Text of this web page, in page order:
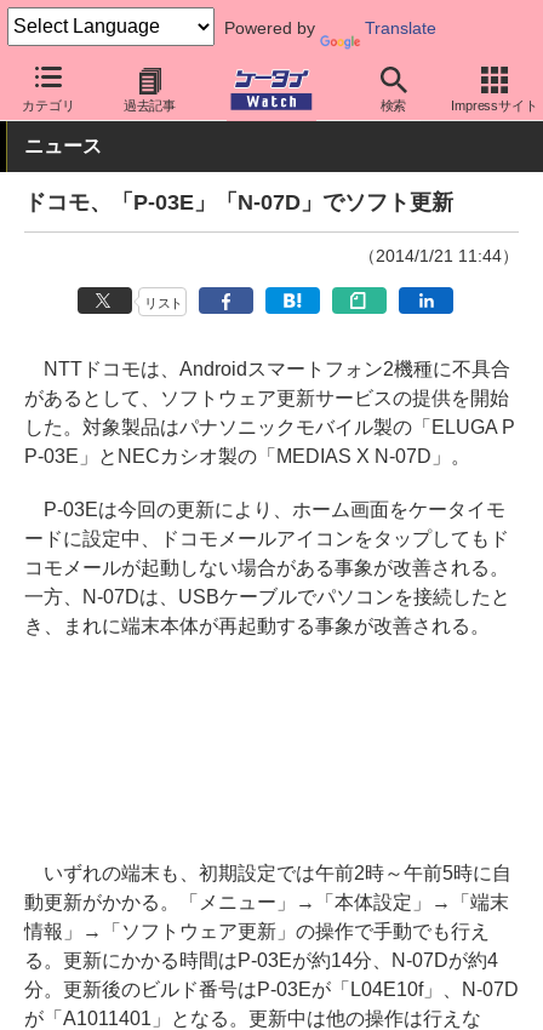
Powered by Translate
カテゴリ 過去記事 検索 Impressサイト
ケータイ Watch キャリア ドコモ ソフト更新
ニュース
ドコモ、「P-03E」「N-07D」でソフト更新
（2014/1/21 11:44）
リスト
NTTドコモは、Androidスマートフォン2機種に不具合
があるとして、ソフトウェア更新サービスの提供を開始
した。対象製品はパナソニックモバイル製の「ELUGA P
P-03E」とNECカシオ製の「MEDIAS X N-07D」。
P-03Eは今回の更新により、ホーム画面をケータイモ
ードに設定中、ドコモメールアイコンをタップしてもド
コモメールが起動しない場合がある事象が改善される。
一方、N-07Dは、USBケーブルでパソコンを接続したと
き、まれに端末本体が再起動する事象が改善される。
いずれの端末も、初期設定では午前2時～午前5時に自
動更新がかかる。「メニュー」→「本体設定」→「端末
情報」→「ソフトウェア更新」の操作で手動でも行え
る。更新にかかる時間はP-03Eが約14分、N-07Dが約4
分。更新後のビルド番号はP-03Eが「L04E10f」、N-07D
が「A1011401」となる。更新中は他の操作は行えな